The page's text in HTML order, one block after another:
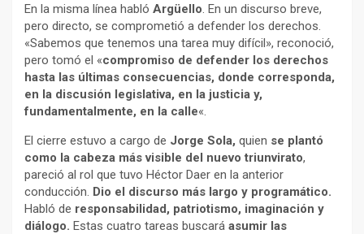
En la misma línea habló Argüello. En un discurso breve,
pero directo, se comprometió a defender los derechos.
«Sabemos que tenemos una tarea muy difícil», reconoció,
pero tomó el «compromiso de defender los derechos
hasta las últimas consecuencias, donde corresponda,
en la discusión legislativa, en la justicia y,
fundamentalmente, en la calle«.
El cierre estuvo a cargo de Jorge Sola, quien se plantó
como la cabeza más visible del nuevo triunvirato,
pareció al rol que tuvo Héctor Daer en la anterior
conducción. Dio el discurso más largo y programático.
Habló de responsabilidad, patriotismo, imaginación y
diálogo. Estas cuatro tareas buscará asumir las